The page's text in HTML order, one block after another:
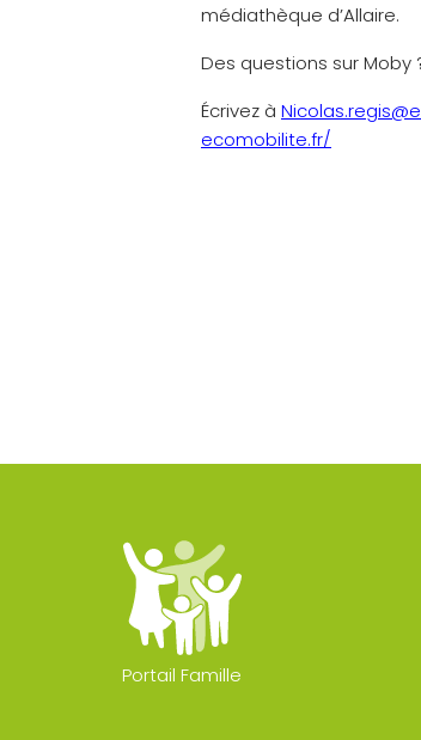
médiathèque d’Allaire.
Des questions sur Moby
Écrivez à
ecomobilite.fr/
Portail Famille